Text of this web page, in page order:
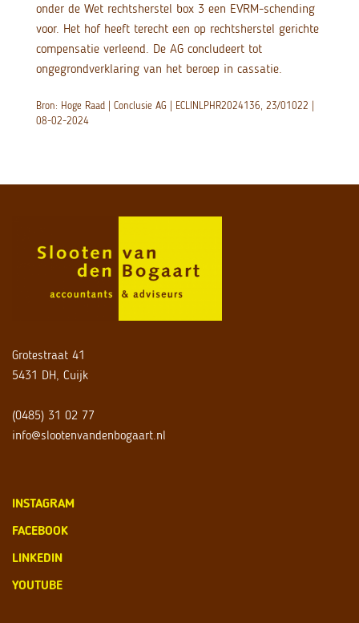
onder de Wet rechtsherstel box 3 een EVRM-schending
voor. Het hof heeft terecht een op rechtsherstel gerichte
compensatie verleend. De AG concludeert tot
ongegrondverklaring van het beroep in cassatie.
Bron: Hoge Raad | Conclusie AG | ECLINLPHR2024136, 23/01022 |
08-02-2024
Grotestraat 41
5431 DH, Cuijk
(0485) 31 02 77
info@slootenvandenbogaart.nl
INSTAGRAM
FACEBOOK
LINKEDIN
YOUTUBE